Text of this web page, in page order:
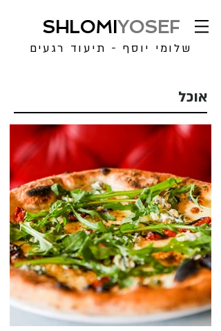
SHLOMIYOSEF
שלומי יוסף - תיעוד רגעים
אוכל